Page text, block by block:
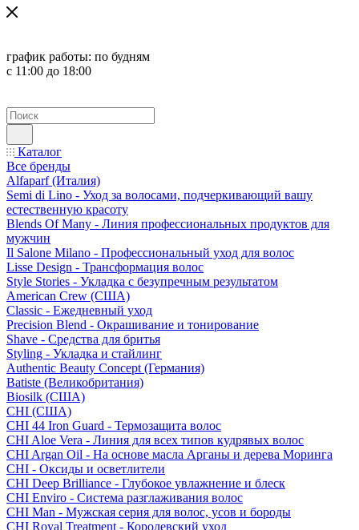
график работы: по будням
с 11:00 до 18:00
Каталог
Все бренды
Alfaparf (Италия)
Semi di Lino - Уход за волосами, подчеркивающий вашу
естественную красоту
Blends Of Many - Линия профессиональных продуктов для
мужчин
Il Salone Milano - Профессиональный уход для волос
Lisse Design - Трансформация волос
Style Stories - Укладка с безупречным результатом
American Crew (США)
Classic - Ежедневный уход
Precision Blend - Окрашивание и тонирование
Shave - Средства для бритья
Styling - Укладка и стайлинг
Authentic Beauty Concept (Германия)
Batiste (Великобритания)
Biosilk (США)
CHI (США)
CHI 44 Iron Guard - Термозащита волос
CHI Aloe Vera - Линия для всех типов кудрявых волос
CHI Argan Oil - На основе масла Арганы и дерева Моринга
CHI - Оксиды и осветлители
CHI Deep Brilliance - Глубокое увлажнение и блеск
CHI Enviro - Система разглаживания волос
CHI Man - Мужская серия для волос, усов и бороды
CHI Royal Treatment - Королевский уход